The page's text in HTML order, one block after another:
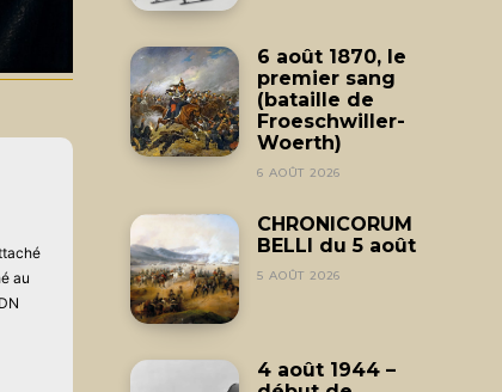
au
6 août 1870, le
premier sang
(bataille de
Froeschwiller-
Woerth)
6 AOÛT 2026
CHRONICORUM
BELLI du 5 août
5 AOÛT 2026
4 août 1944 –